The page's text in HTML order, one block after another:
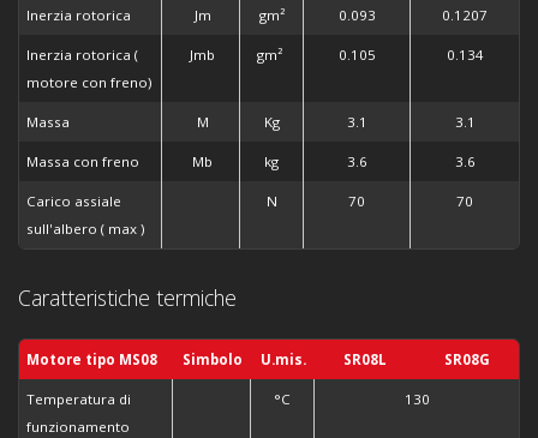
Inerzia rotorica Jm gm² 0.093 0.1207
Inerzia rotorica (
motore con freno)
Jmb gm² 0.105 0.134
Massa M Kg 3.1 3.1
Massa con freno Mb kg 3.6 3.6
Carico assiale
sull'albero ( max )
N 70 70
Caratteristiche termiche
Motore tipo MS08 Simbolo U.mis. SR08L SR08G
Temperatura di
funzionamento
°C 130